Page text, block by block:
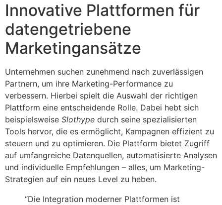
Innovative Plattformen für
datengetriebene
Marketingansätze
Unternehmen suchen zunehmend nach zuverlässigen
Partnern, um ihre Marketing-Performance zu
verbessern. Hierbei spielt die Auswahl der richtigen
Plattform eine entscheidende Rolle. Dabei hebt sich
beispielsweise Slothype durch seine spezialisierten
Tools hervor, die es ermöglicht, Kampagnen effizient zu
steuern und zu optimieren. Die Plattform bietet Zugriff
auf umfangreiche Datenquellen, automatisierte Analysen
und individuelle Empfehlungen – alles, um Marketing-
Strategien auf ein neues Level zu heben.
“Die Integration moderner Plattformen ist